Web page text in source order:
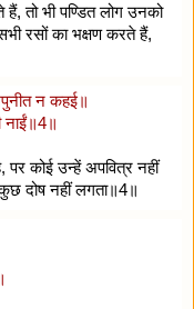
तो भी पण्डित लोग उनको
रसों का भक्षण करते हैं,
न कहई॥
नाईं॥4॥
कोई उन्हें अपवित्र नहीं
दोष नहीं लगता॥4॥